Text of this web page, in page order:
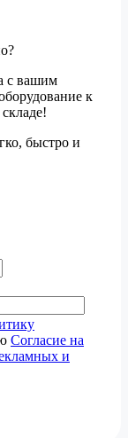
с вашим
к
быстро и
Согласие на
и